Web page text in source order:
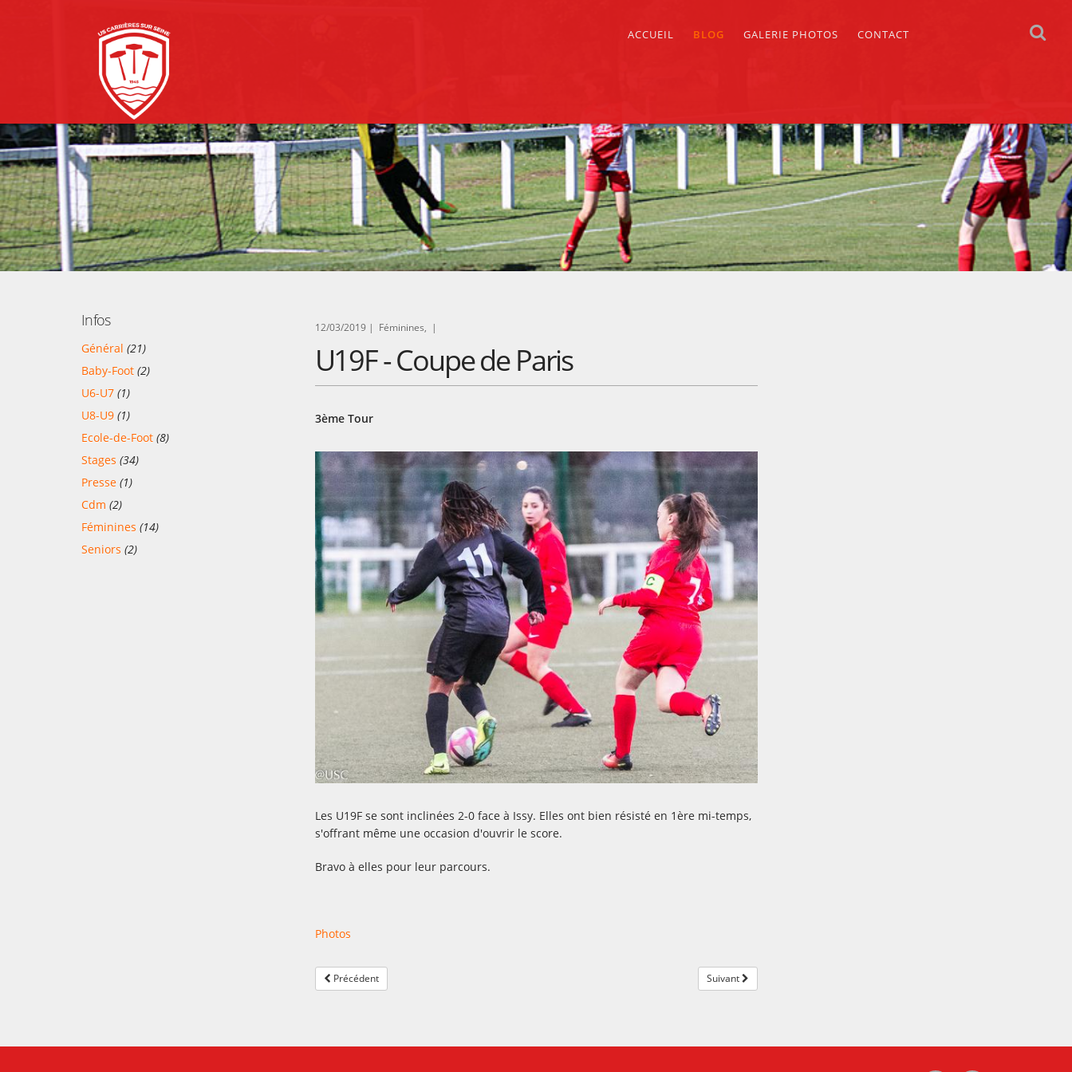
ACCUEIL BLOG GALERIE PHOTOS CONTACT
Infos
Général (21)
Baby-Foot (2)
U6-U7 (1)
U8-U9 (1)
Ecole-de-Foot (8)
Stages (34)
Presse (1)
Cdm (2)
Féminines (14)
Seniors (2)
12/03/2019 | Féminines, |
U19F - Coupe de Paris
3ème Tour
Les U19F se sont inclinées 2-0 face à Issy. Elles ont bien résisté en 1ère mi-temps,
s'offrant même une occasion d'ouvrir le score.
Bravo à elles pour leur parcours.
Photos
Précédent Suivant